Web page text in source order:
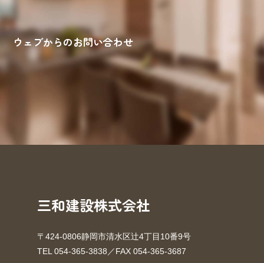
ウェブからのお問い合わせ
お問い合わせ 資料請求
三和建設株式会社
〒424-0806静岡市清水区辻4丁目10番9号
TEL 054-365-3838／FAX 054-365-3687